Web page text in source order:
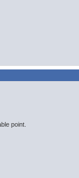
point.